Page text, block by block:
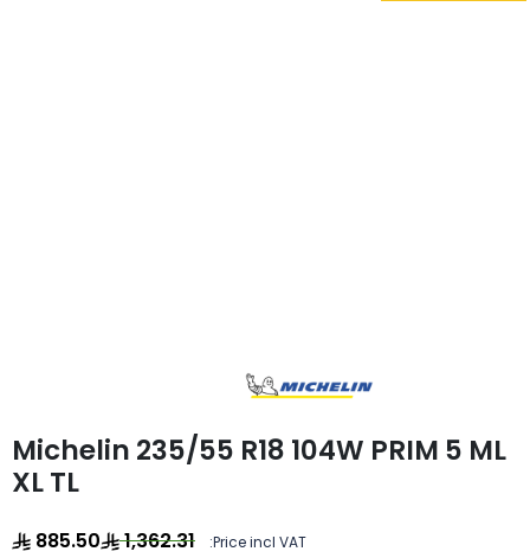
Michelin 235/55 R18 104W PRIM 5 ML
XL TL
Price incl VAT:
1,362.31
885.50